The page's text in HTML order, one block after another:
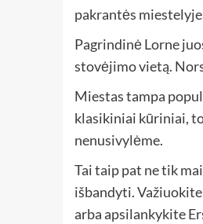
pakrantės
Pagrindinė Lorne
stovėjimo vietą.
Miestas tampa
klasikiniai kūriniai,
nenusivylėme.
Tai taip pat ne tik
išbandyti.
arba apsilankykite